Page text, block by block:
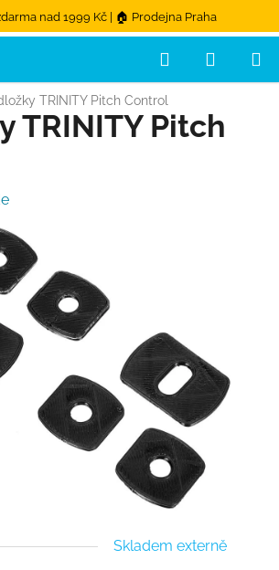
nad 1999 Kč | 🏠 Prodejna Praha
Hledat
TRINITY Pitch Control
Skladem externě
TRINITY Pitch